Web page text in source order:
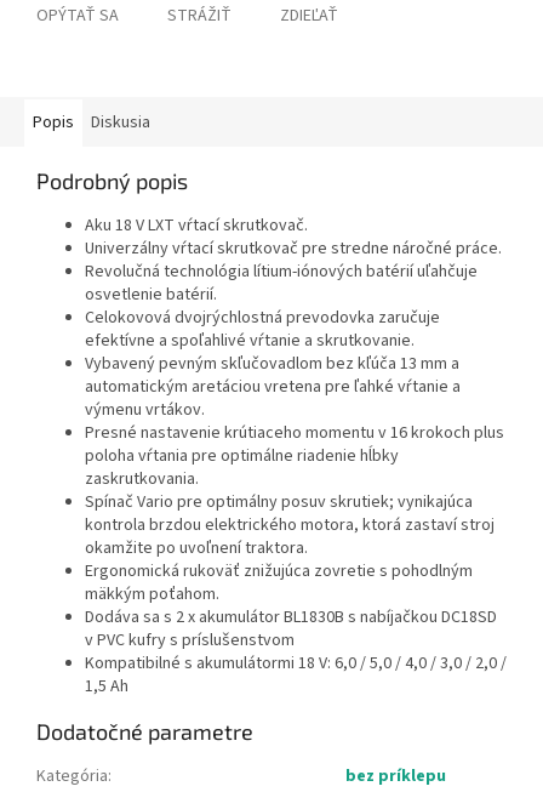
OPÝTAŤ SA STRÁŽIŤ ZDIEĽAŤ
Popis Diskusia
Podrobný popis
Aku 18 V LXT vŕtací skrutkovač.
Univerzálny vŕtací skrutkovač pre stredne náročné práce.
Revolučná technológia lítium-iónových batérií uľahčuje
osvetlenie batérií.
Celokovová dvojrýchlostná prevodovka zaručuje
efektívne a spoľahlivé vŕtanie a skrutkovanie.
Vybavený pevným skľučovadlom bez kľúča 13 mm a
automatickým aretáciou vretena pre ľahké vŕtanie a
výmenu vrtákov.
Presné nastavenie krútiaceho momentu v 16 krokoch plus
poloha vŕtania pre optimálne riadenie hĺbky
zaskrutkovania.
Spínač Vario pre optimálny posuv skrutiek; vynikajúca
kontrola brzdou elektrického motora, ktorá zastaví stroj
okamžite po uvoľnení traktora.
Ergonomická rukoväť znižujúca zovretie s pohodlným
mäkkým poťahom.
Dodáva sa s 2 x akumulátor BL1830B s nabíjačkou DC18SD
v PVC kufry s príslušenstvom
Kompatibilné s akumulátormi 18 V: 6,0 / 5,0 / 4,0 / 3,0 / 2,0 /
1,5 Ah
Dodatočné parametre
Kategória:
bez príklepu